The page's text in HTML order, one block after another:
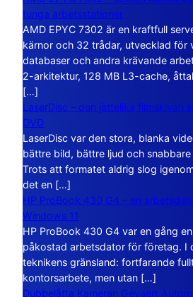
tunga arbetsstationer
AMD EPYC 7302 är en kraftfull
kärnor och 32 trådar, utvecklad för
databaser och andra krävande
2-arkitektur, 128 MB L3-cache,
[…]
LaserDisc – den jättelika filmskivan
DVD
LaserDisc var den stora, blanka
bättre bild, bättre ljud och
Trots att formatet aldrig slog
det en […]
HP ProBook 430 G4 – en
Windows 11
HP ProBook 430 G4 var en gång
påkostad arbetsdator för företag. I
teknikens gränsland: fortfarande
kontorsarbete, men utan […]
Dubbelåtta Kameran Gevaert